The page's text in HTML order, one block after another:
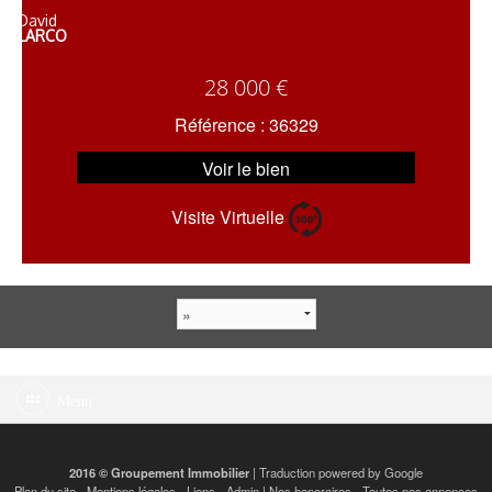
David
LARCO
28 000 €
Référence : 36329
Voir le bien
Visite Virtuelle
2016 © Groupement Immobilier | Traduction powered by Google